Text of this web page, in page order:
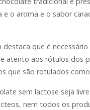
e o aroma e o sabor
que é necessário
atento aos rótulos dos
que são rotulados
sem lactose seja
nem todos os